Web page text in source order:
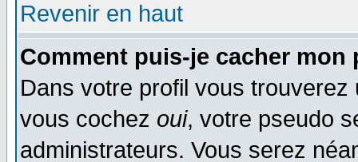
Revenir en haut
Comment puis-je cacher
Dans votre profil vous
vous cochez oui, votre pseudo
administrateurs. Vous serez